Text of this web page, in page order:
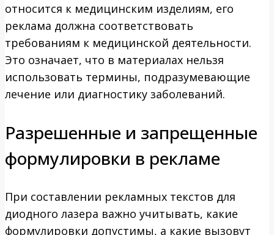
относится к медицинским изделиям, его
реклама должна соответствовать
требованиям к медицинской деятельности.
Это означает, что в материалах нельзя
использовать термины, подразумевающие
лечение или диагностику заболеваний.
Разрешенные и запрещенные
формулировки в рекламе
При составлении рекламных текстов для
диодного лазера важно учитывать, какие
формулировки допустимы, а какие вызовут